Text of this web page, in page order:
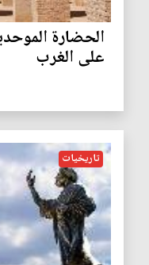
الحضارة
على الغرب
تاريخيات